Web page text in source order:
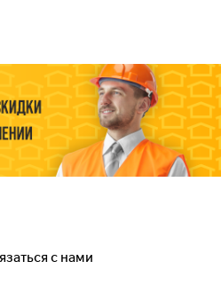
с нами